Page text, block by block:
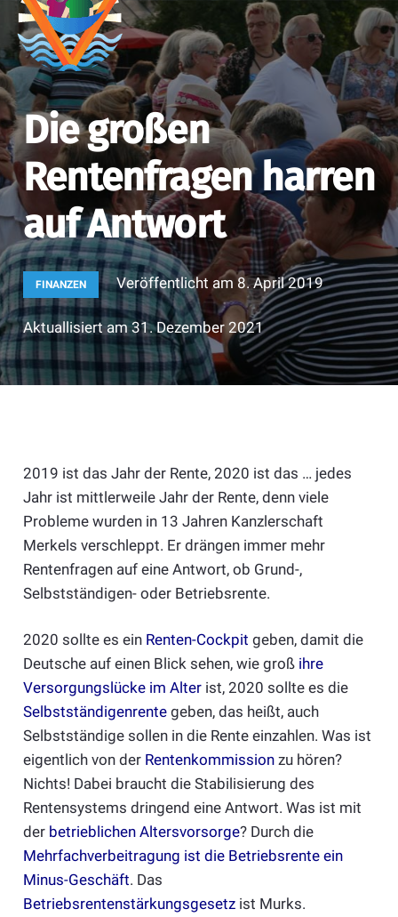
Die großen
Rentenfragen harren
auf Antwort
FINANZEN Veröffentlicht am8. April 2019
Aktuallisiert am 31. Dezember 2021
2019 ist das Jahr der Rente, 2020 ist das … jedes
Jahr ist mittlerweile Jahr der Rente, denn viele
Probleme wurden in 13 Jahren Kanzlerschaft
Merkels verschleppt. Er drängen immer mehr
Rentenfragen auf eine Antwort, ob Grund-,
Selbstständigen- oder Betriebsrente.
2020 sollte es ein Renten-Cockpit geben, damit die
Deutsche auf einen Blick sehen, wie groß ihre
Versorgungslücke im Alterist, 2020 sollte es die
Selbstständigenrentegeben, das heißt, auch
Selbstständige sollen in die Rente einzahlen. Was ist
eigentlich von der Rentenkommissionzu hören?
Nichts! Dabei braucht die Stabilisierung des
Rentensystems dringend eine Antwort. Was ist mit
der betrieblichen Altersvorsorge? Durch die
Mehrfachverbeitragung ist die Betriebsrente ein
Minus-Geschäft. Das
Betriebsrentenstärkungsgesetzist Murks.